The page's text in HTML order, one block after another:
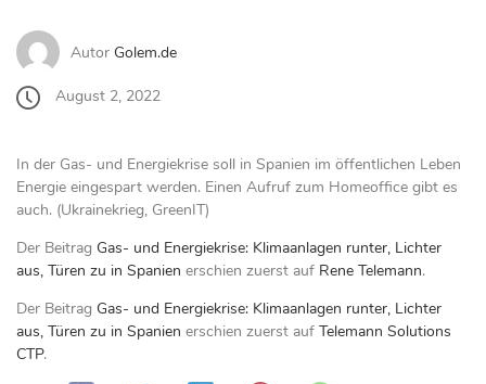
Autor Golem.de
August 2, 2022
In der Gas- und Energiekrise soll in Spanien im öffentlichen Leben
Energie eingespart werden. Einen Aufruf zum Homeoffice gibt es
auch. (Ukrainekrieg, GreenIT)
Der Beitrag Gas- und Energiekrise: Klimaanlagen runter, Lichter
aus, Türen zu in Spanien erschien zuerst auf Rene Telemann.
Der Beitrag Gas- und Energiekrise: Klimaanlagen runter, Lichter
aus, Türen zu in Spanien erschien zuerst auf Telemann Solutions
CTP.